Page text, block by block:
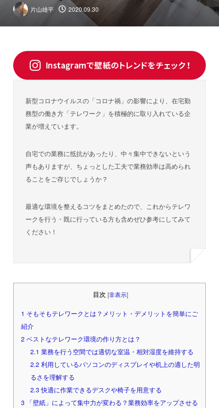
片山雄平 2020.09.30
新型コロナウイルスの「コロナ禍」の影響により、在宅勤
務型の働き方「テレワーク」を積極的に取り入れている企
業が増えています。
自宅での業務に抵抗があったり、中々集中できないという
声もありますが、ちょっとした工夫で業務効率は高められ
ることをご存じでしょうか？
最適な環境を整えるコツをまとめたので、これからテレワ
ークを行う・既に行っている方も含めぜひ参考にしてみて
ください！
目次 [非表示]
1 そもそもテレワークとは？メリット・デメリットを簡単にご
紹介
2ベストなテレワーク環境の作り方とは？
2.1 業務を行う空間では適切な室温・相対湿度を維持する
2.2 利用しているパソコンのディスプレイや机上の適した明
るさを理解する
2.3快適に作業できるデスクや椅子を用意する
3「壁紙」によって集中力が変わる？業務効率をアップさせる